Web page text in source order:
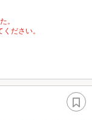
。
ださい。